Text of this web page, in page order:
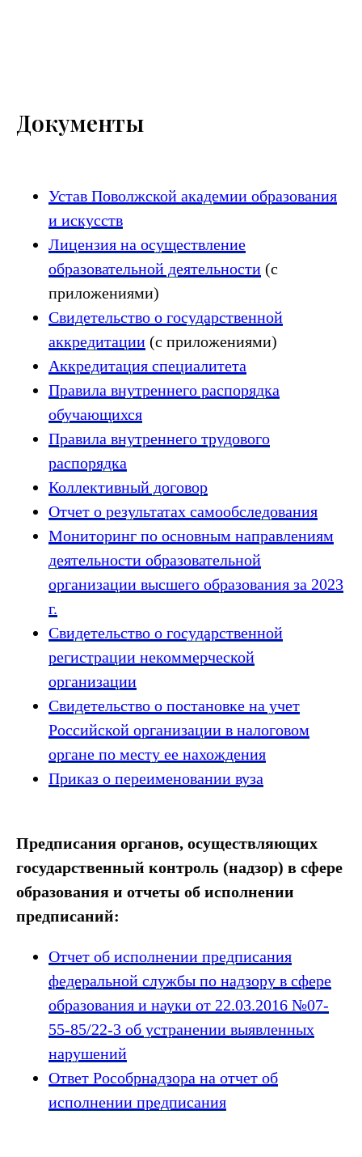
Документы
Устав Поволжской академии образования
и искусств
Лицензия на осуществление
образовательной деятельности (с
приложениями)
Свидетельство о государственной
аккредитации (с приложениями)
Аккредитация специалитета
Правила внутреннего распорядка
обучающихся
Правила внутреннего трудового
распорядка
Коллективный договор
Отчет о результатах самообследования
Мониторинг по основным направлениям
деятельности образовательной
организации высшего образования за 2023
г.
Свидетельство о государственной
регистрации некоммерческой
организации
Свидетельство о постановке на учет
Российской организации в налоговом
органе по месту ее нахождения
Приказ о переименовании вуза
Предписания органов, осуществляющих
государственный контроль (надзор) в сфере
образования и отчеты об исполнении
предписаний:
Отчет об исполнении предписания
федеральной службы по надзору в сфере
образования и науки от 22.03.2016 №07-
55-85/22-3 об устранении выявленных
нарушений
Ответ Рособрнадзора на отчет об
исполнении предписания